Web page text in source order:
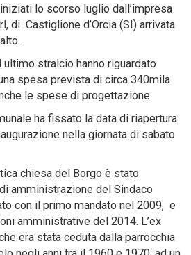
iniziati lo scorso luglio dall’impresa
di Castiglione d’Orcia (SI) arrivata
stralcio hanno riguardato
spesa prevista di circa 340mila
le spese di progettazione.
ha fissato la data di riapertura
nella giornata di sabato
chiesa del Borgo è stato
amministrazione del Sindaco
con il primo mandato nel 2009, e
amministrative del 2014. L’ex
era stata ceduta dalla parrocchia